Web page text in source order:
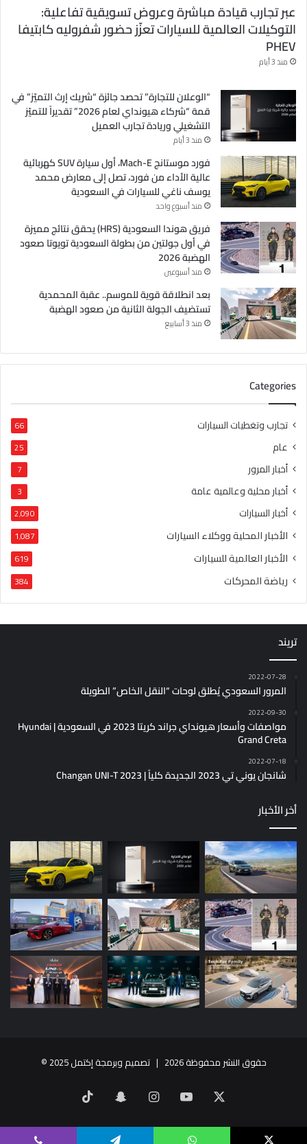
عبر تجارب قيادة مباشرة وعروض تسويقية تفاعلية:
التوكيلات العالمية للسيارات تعزّز حضور شفروليه كابتيفا
PHEV
منذ 3 أيام
“الوعلان للتجارة” تحصد جائزة “شريك إرث التميّز” في
قمة “شركاء هيونداي لعام 2026” تقديراً للتميّز
التشغيلي وريادة تجارب العميل
منذ 3 أيام
فورد موستانج Mach-E، أول سيارة SUV كهربائية
عالية الأداء من فورد، تصل إلى معارض محمد
يوسف ناغي للسيارات في السعودية
منذ أسبوع واحد
فريق هوندا السعودية (HRS) يحقق نتائج مميزة
في أول جولتين من بطولة السعودية تويوتا صعود
الهضبة 2026
منذ أسبوعين
بعد انطلاقة قوية للموسم.. عقبة المحمدية
تستضيف الجولة الثانية من صعود الهضبة
منذ 3 أسابيع
Categories
تجارب وتغطيات السيارات 66
عام 25
أخبار المرور 7
أخبار محلية وعالمية عامة 3
أخبار السيارات 2٬090
الأخبار المحلية ووكلاء السيارات 1٬087
الأخبار العالمية للسيارات 619
رياضة المحركات 384
تريند
2022-07-28
المرور السعودي يُطلق لوحات “النقل الخاص” الطويلة
2022-09-30
مواصفات وأسعار هيونداي جراند كريتا 2023 في السعودية | Hyundai
Grand Creta
2022-07-18
شانجان يوني تي 2023 الجديدة كلياً | Changan UNI-T 2023
أخر الأخبار
حقوق النشر محفوظة 2026 | تصميم وبرمجة إكتمل 2025 ©
يوتيوب انستقرام سناب
تشات